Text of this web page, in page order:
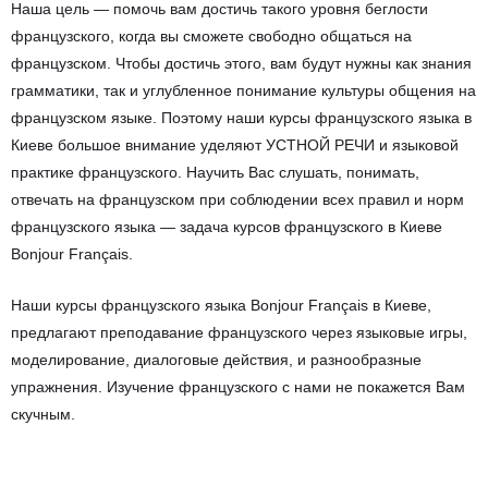
Наша цель — помочь вам достичь такого уровня беглости
французского, когда вы сможете свободно общаться на
французском. Чтобы достичь этого, вам будут нужны как знания
грамматики, так и углубленное понимание культуры общения на
французском языке. Поэтому наши курсы французского языка в
Киеве большое внимание уделяют УСТНОЙ РЕЧИ и языковой
практике французского. Научить Вас слушать, понимать,
отвечать на французском при соблюдении всех правил и норм
французского языка — задача курсов французского в Киеве
Bonjour Français.
Наши курсы французского языка Bonjour Français в Киеве,
предлагают преподавание французского через языковые игры,
моделирование, диалоговые действия, и разнообразные
упражнения. Изучение французского с нами не покажется Вам
скучным.